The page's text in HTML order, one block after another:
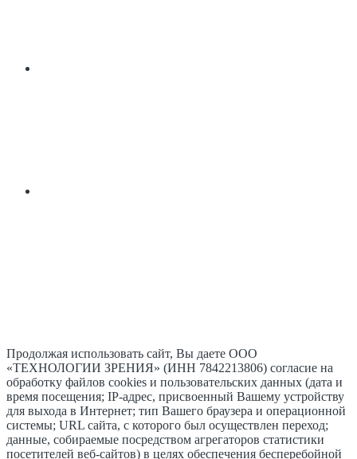
Продолжая использовать сайт, Вы даете ООО
«ТЕХНОЛОГИИ ЗРЕНИЯ» (ИНН 7842213806) согласие на
обработку файлов cookies и пользовательских данных (дата и
время посещения; IP-адрес, присвоенный Вашему устройству
для выхода в Интернет; тип Вашего браузера и операционной
системы; URL сайта, с которого был осуществлен переход;
данные, собираемые посредством агрегаторов статистики
посетителей веб-сайтов) в целях обеспечения бесперебойной